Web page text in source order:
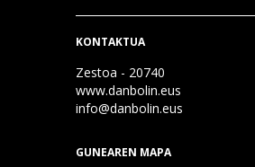
KONTAKTUA
Zestoa - 20740
www.danbolin.eus
info@danbolin.eus
GUNEAREN MAPA